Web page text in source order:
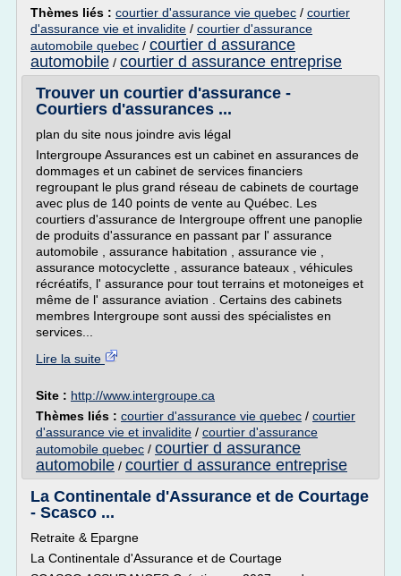
Thèmes liés : courtier d'assurance vie quebec / courtier
d'assurance vie et invalidite / courtier d'assurance
automobile quebec / courtier d assurance
automobile / courtier d assurance entreprise
Trouver un courtier d'assurance -
Courtiers d'assurances ...
plan du site nous joindre avis légal
Intergroupe Assurances est un cabinet en assurances de
dommages et un cabinet de services financiers
regroupant le plus grand réseau de cabinets de courtage
avec plus de 140 points de vente au Québec. Les
courtiers d'assurance de Intergroupe offrent une panoplie
de produits d'assurance en passant par l' assurance
automobile , assurance habitation , assurance vie ,
assurance motocyclette , assurance bateaux , véhicules
récréatifs, l' assurance pour tout terrains et motoneiges et
même de l' assurance aviation . Certains des cabinets
membres Intergroupe sont aussi des spécialistes en
services...
Lire la suite
Site : http://www.intergroupe.ca
Thèmes liés : courtier d'assurance vie quebec / courtier
d'assurance vie et invalidite / courtier d'assurance
automobile quebec / courtier d assurance
automobile / courtier d assurance entreprise
La Continentale d'Assurance et de Courtage
- Scasco ...
Retraite & Epargne
La Continentale d'Assurance et de Courtage